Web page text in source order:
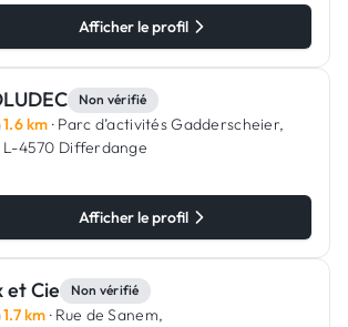
Afficher le profil
Non vérifié
1.6 km · Parc d’activités Gadderscheier,
L-4570 Differdange
Afficher le profil
et Cie Non vérifié
1.7 km · Rue de Sanem,